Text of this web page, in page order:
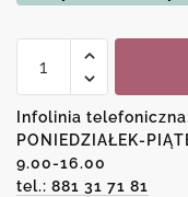
Plakat
oceanu
i
zachodu
słońca
Infolinia
PONIEDZIAŁEK-
9.00-16.00
tel.: 881 31 71 81